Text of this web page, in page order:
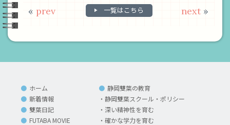
« prev 一覧はこちら next »
ホーム
新着情報
雙葉日記
FUTABA MOVIE
静岡雙葉の教育
静岡雙葉スクール・ポリシー
深い精神性を育む
確かな学力を育む